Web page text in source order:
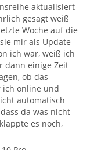
aktualisiert
gesagt weiß
Woche auf die
mir als Update
ich war, weiß ich
dann einige Zeit
ob das
ich online und
automatisch
da was nicht
es noch,